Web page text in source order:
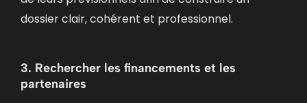
dossier clair, cohérent et professionnel.
3. Rechercher les financements et les
partenaires